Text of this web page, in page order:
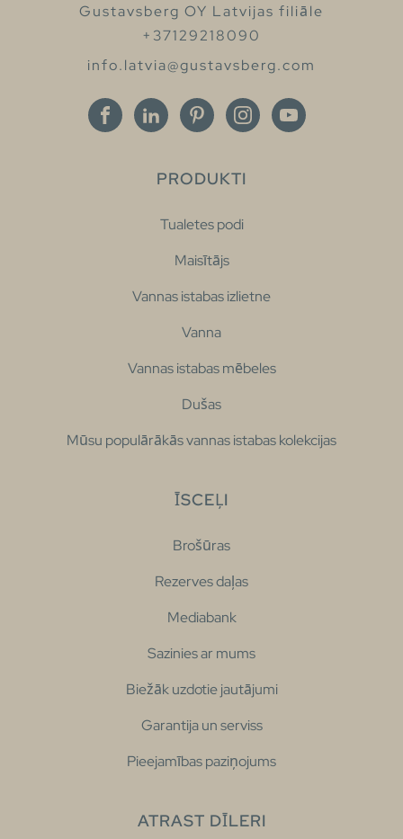
Gustavsberg OY Latvijas filiāle
+37129218090
info.latvia@gustavsberg.com
PRODUKTI
Tualetes podi
Maisītājs
Vannas istabas izlietne
Vanna
Vannas istabas mēbeles
Dušas
Mūsu populārākās vannas istabas kolekcijas
ĪSCEĻI
Brošūras
Rezerves daļas
Mediabank
Sazinies ar mums
Biežāk uzdotie jautājumi
Garantija un serviss
Pieejamības paziņojums
ATRAST DĪLERI